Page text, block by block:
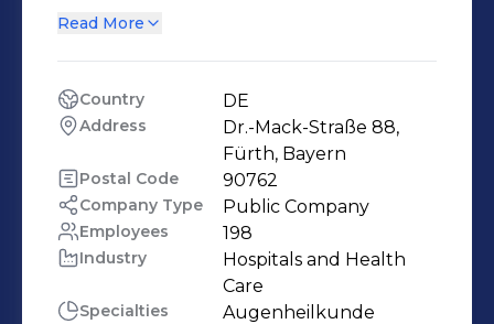
135 Standorten-darunter 51 OP-
Deutschland vertreten ist. Insgesamt
kümmern sich über 300 Ärzte und
Ärztinnen mit höchster Kompetenz
und fundierter Erfahrung um das
Wohl von jährlich rund 1.000.000
Patientinnen und Patienten. Damit
leisten wir einen wertvollen Beitrag
Read More
Country DE
Address
Dr.-Mack-Straße 88,
Fürth, Bayern
Postal Code 90762
Company Type Public Company
Employees 198
Industry
Hospitals and Health
Care
Specialties Augenheilkunde